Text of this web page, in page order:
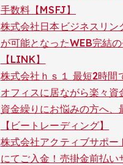
手数料【MSFJ】
株式会社日本ビジネスリ
が可能となったWEB完結
【LINK】
株式会社ｈｓ１ 最短2時間
オフィスに居ながら楽々資
資金繰りにお悩みの方へ、
【ビートレーディング】
株式会社アクティブサポ
にてご入金！売掛金前払